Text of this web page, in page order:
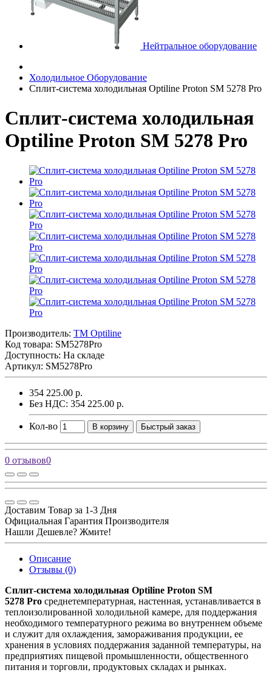
Нейтральное оборудование
Холодильное Оборудование
Сплит-система холодильная Optiline Proton SM 5278 Pro
Сплит-система холодильная
Optiline Proton SM 5278 Pro
Производитель: TM Optiline
Код товара: SM5278Pro
Доступность: На складе
Артикул: SM5278Pro
354 225.00 р.
Без НДС: 354 225.00 р.
Кол-во В корзину Быстрый заказ
0 отзывов0
Доставим Товар за 1-3 Дня
Официальная Гарантия Производителя
Нашли Дешевле? Жмите!
Описание
Отзывы (0)
Сплит-система холодильная Optiline Proton SM
5278 Pro среднетемпературная, настенная, устанавливается в
теплоизолированной холодильной камере, для поддержания
необходимого температурного режима во внутреннем объеме
и служит для охлаждения, замораживания продукции, ее
хранения в условиях поддержания заданной температуры, на
предприятиях пищевой промышленности, общественного
питания и торговли, продуктовых складах и рынках.